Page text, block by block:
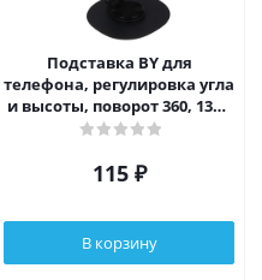
Подставка BY для
телефона, регулировка угла
и высоты, поворот 360, 13x6
см, алюминий, металик
115₽
В корзину